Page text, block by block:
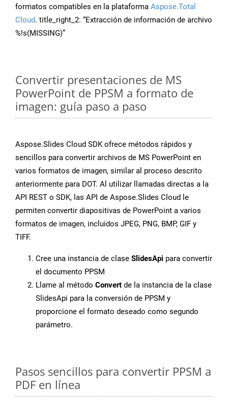
formatos compatibles en la plataforma Aspose.Total
Cloud. title_right_2: “Extracción de información de archivo
%!s(MISSING)”
Convertir presentaciones de MS
PowerPoint de PPSM a formato de
imagen: guía paso a paso
Aspose.Slides Cloud SDK ofrece métodos rápidos y
sencillos para convertir archivos de MS PowerPoint en
varios formatos de imagen, similar al proceso descrito
anteriormente para DOT. Al utilizar llamadas directas a la
API REST o SDK, las API de Aspose.Slides Cloud le
permiten convertir diapositivas de PowerPoint a varios
formatos de imagen, incluidos JPEG, PNG, BMP, GIF y
TIFF.
Cree una instancia de clase SlidesApi para convertir
el documento PPSM
Llame al método Convert de la instancia de la clase
SlidesApi para la conversión de PPSM y
proporcione el formato deseado como segundo
parámetro.
Pasos sencillos para convertir PPSM a
PDF en línea